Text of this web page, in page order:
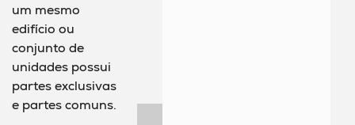
um mesmo
edifício ou
conjunto de
unidades possui
partes exclusivas
e partes comuns.